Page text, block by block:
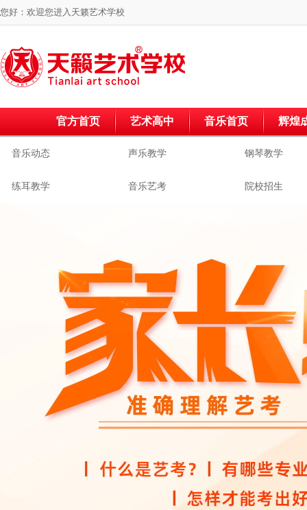
您好：欢迎您进入 天籁艺术学校
官方首页 艺术高中 音乐首页 辉煌
音乐动态 声乐教学 钢琴教学
练耳教学 音乐艺考 院校招生